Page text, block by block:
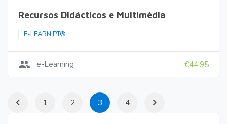
Recursos Didácticos e Multimédia
E-LEARN PT®
group e-Learning €44.95
1 2 3 4